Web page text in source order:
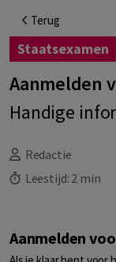
Terug
Staatsexamen
Aanmelden
Handige
Redactie
Leestijd: 2 min
Aanmelden